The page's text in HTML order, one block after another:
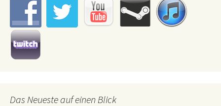
Das Neueste auf einen Blick